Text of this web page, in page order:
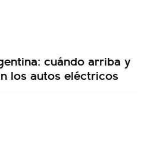
cuándo arriba y
los autos eléctricos